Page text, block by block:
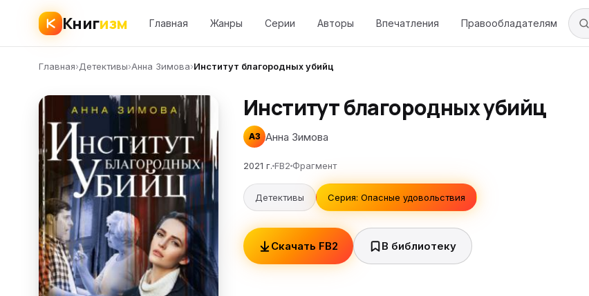
Книгизм Главная Жанры Серии Авторы Впечатления Правообладателям
Главная›Детективы›Анна Зимова›Институт благородных убийц
Институт благородных убийц
АЗ Анна Зимова
2021 г. FB2 Фрагмент
Детективы Серия: Опасные удовольствия
Скачать FB2 В библиотеку